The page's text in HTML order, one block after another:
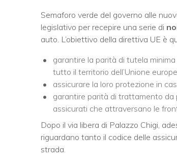
Semaforo verde del governo alle
legislativo per recepire una serie di
auto. L’obiettivo della direttiva UE è
garantire la parità di tutela
tutto il territorio dell’Unione
assicurare la loro protezione in
garantire parità di trattamento da
assicurati che attraversano le
Dopo il via libera di Palazzo Chigi,
riguardano tanto il codice delle
strada.